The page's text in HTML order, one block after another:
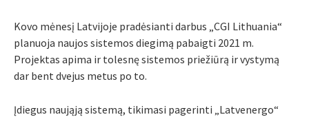
Kovo mėnesį Latvijoje pradėsianti darbus „CGI Lithuania“
planuoja naujos sistemos diegimą pabaigti 2021 m.
Projektas apima ir tolesnę sistemos priežiūrą ir vystymą
dar bent dvejus metus po to.
Įdiegus naująją sistemą, tikimasi pagerinti „Latvenergo“